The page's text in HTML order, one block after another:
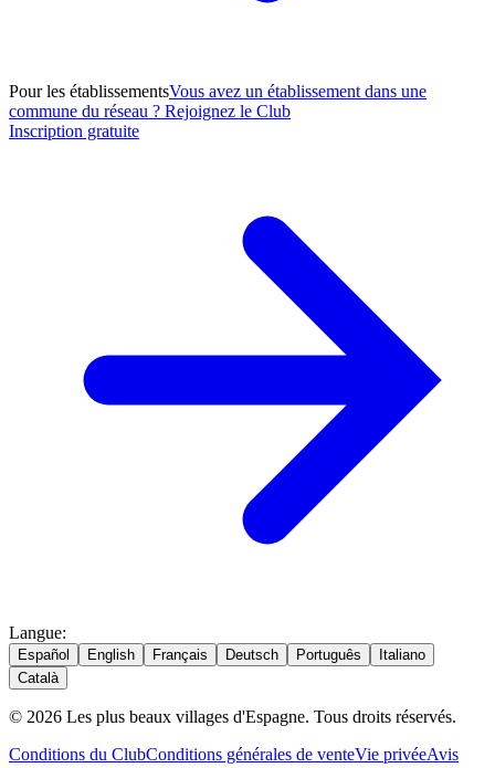
Pour les établissementsVous avez un établissement dans une
commune du réseau ? Rejoignez le Club
Inscription gratuite
Langue:
Español English Français Deutsch Português
Italiano
Català
© 2026 Les plus beaux villages d'Espagne. Tous droits réservés.
Conditions du ClubConditions générales de venteVie privéeAvis